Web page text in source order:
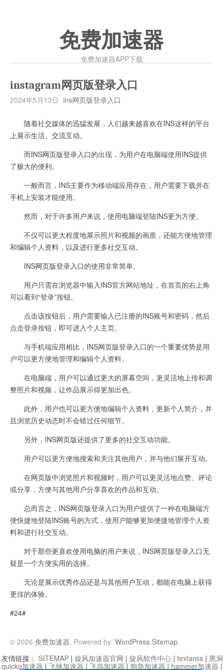
免费加速器
免费加速器APP下载
instagram网页版登录入口
2024年5月13日 ins网页版登录入口
随着社交媒体的迅猛发展，人们越来越喜欢在INS这样的平台
上展示生活、交流互动。
而INS网页版登录入口的出现，为用户在电脑端使用INS提供
了极大的便利。
一般而言，INS主要作为移动端应用存在，用户需要下载并在
手机上安装才能使用。
然而，对于许多用户来说，使用电脑端登陆INS更为方便。
不仅可以更大程度地展示照片和视频的画质，还能方便地管理
和编辑个人资料，以及进行更多社交互动。
INS网页版登录入口的使用非常简单。
用户只需在浏览器中输入INS官方网站地址，在首页的右上角
可以看到“登录”按钮。
点击该按钮后，用户需要输入已注册的INS账号和密码，然后
点击登录按钮，即可进入个人主页。
与手机端应用相比，INS网页版登录入口的一个重要优势是用
户可以更方便地管理和编辑个人资料。
在电脑端，用户可以通过更大的屏幕空间，更灵活地上传和调
整照片和视频，让作品展示得更加出色。
此外，用户也可以更方便地编辑个人资料，更新个人简介，并
且浏览历史动态时不会错过任何细节。
另外，INS网页版还提供了更多的社交互动功能。
用户可以更方便地搜索和关注其他用户，并与他们展开互动。
在网页版中浏览照片和视频时，用户可以更灵活地点赞、评论
或分享，方便与其他用户分享喜欢的作品和互动。
总而言之，INS网页版登录入口为用户提供了一种在电脑端方
便快捷地登陆INS账号的方式，使用户能够更加便捷地管理个人资
料和进行社交互动。
对于那些更喜欢使用电脑的用户来说，INS网页版登录入口无
疑是一个方便实用的选择。
无论是展示优秀作品还是与其他用户互动，都能在电脑上获得
更佳的体验。
#24#
© 2026 免费加速器. Powered by: WordPress.Sitemap.
友情链接： SITEMAP | 旋风加速器官网 | 旋风软件中心 | textarea | 黑
quickq加速器 | 飞驰加速器 | 飞鸟加速器 | 狗急加速器 | hammer加速器